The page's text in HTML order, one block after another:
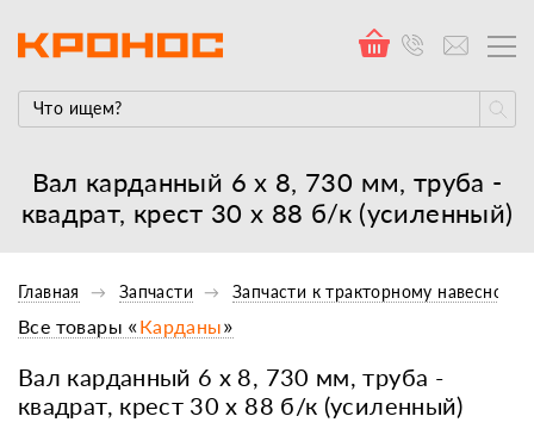
Вал карданный 6 x 8, 730 мм, труба -
квадрат, крест 30 x 88 б/к (усиленный)
Главная Запчасти Запчасти к тракторному
Вал карданный 6 x 8, 730 мм, труба -
квадрат, крест 30 x 88 б/к (усиленный)
Все товары «Карданы»